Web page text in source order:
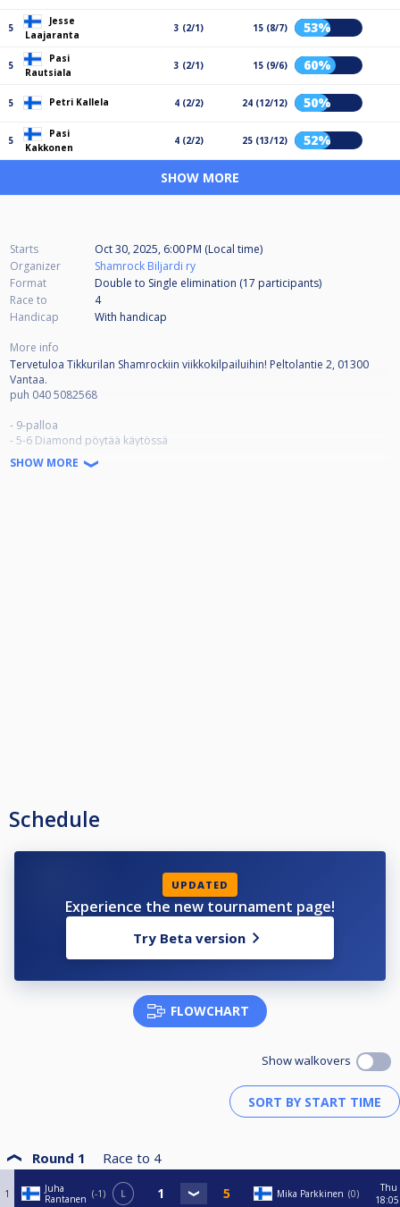
5
Jesse
Laajaranta
3 (2/1) 15 (8/7) 53%
5
Pasi
Rautsiala
3 (2/1) 15 (9/6) 60%
5 Petri Kallela 4 (2/2) 24 (12/12) 50%
5
Pasi
Kakkonen
4 (2/2) 25 (13/12) 52%
SHOW MORE
Starts
Oct 30, 2025, 6:00 PM (Local time)
Organizer
Shamrock Biljardi ry
Format
Double to Single elimination (17 participants)
Race to
4
Handicap
With handicap
More info
Tervetuloa Tikkurilan Shamrockiin viikkokilpailuihin! Peltolantie 2, 01300
Vantaa.
puh 040 5082568
- 9-palloa
- 5-6 Diamond pöytää käytössä
- voittomäärä 4-5 voittoon
- tasoitukset -1-2
SHOW MORE
Schedule
UPDATED
Experience the new tournament page!
Try Beta version
FLOWCHART
Show walkovers
Round 1 Race to 4
1
Juha
Rantanen
-1 L Mika Parkkinen 0
Thu
18:05